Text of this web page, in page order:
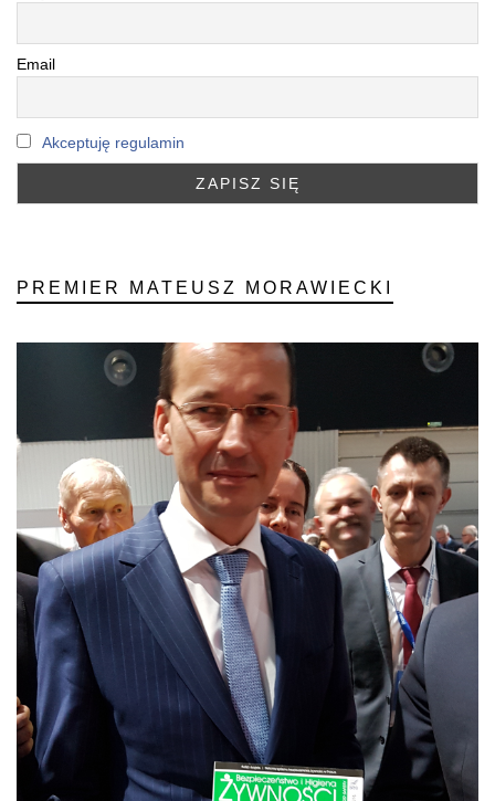
Email
Akceptuję regulamin
PREMIER MATEUSZ MORAWIECKI